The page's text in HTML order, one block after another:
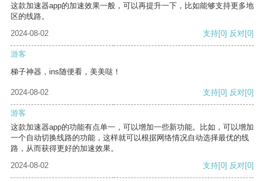
这款加速器app的加速效果一般，可以再提升一下，比如能够支持更多地
区的线路。
2024-08-02
支持[0] 反对[0]
游客
梯子神器，ins随便看，美美哒！
2024-08-02 支持[0] 反对[0]
游客
这款加速器app的功能有点单一，可以增加一些新功能。比如，可以增加
一个自动切换线路的功能，这样就可以根据网络情况自动选择最优的线
路，从而获得更好的加速效果。
2024-08-02
支持[0] 反对[0]